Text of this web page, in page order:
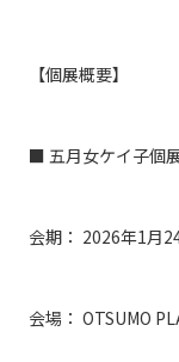
【個展概要】
■ 五月女ケイ子個
会期： 2026年1月
会場： OTSUMO